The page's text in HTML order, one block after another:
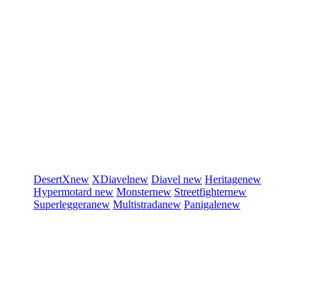
DesertXnew XDiavelnew Diavel new Heritagenew
Hypermotard new Monsternew Streetfighternew
Superleggeranew Multistradanew Panigalenew